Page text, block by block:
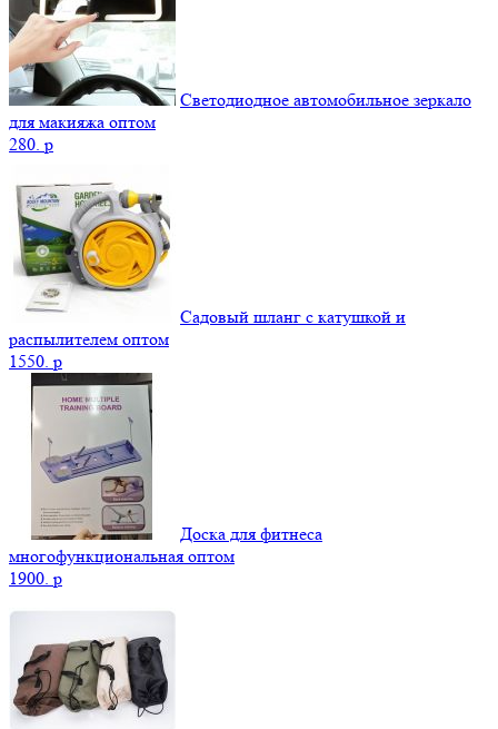
Светодиодное автомобильное зеркало
для макияжа оптом
280. p
Садовый шланг с катушкой и
распылителем оптом
1550. p
Доска для фитнеса
многофункциональная оптом
1900. p